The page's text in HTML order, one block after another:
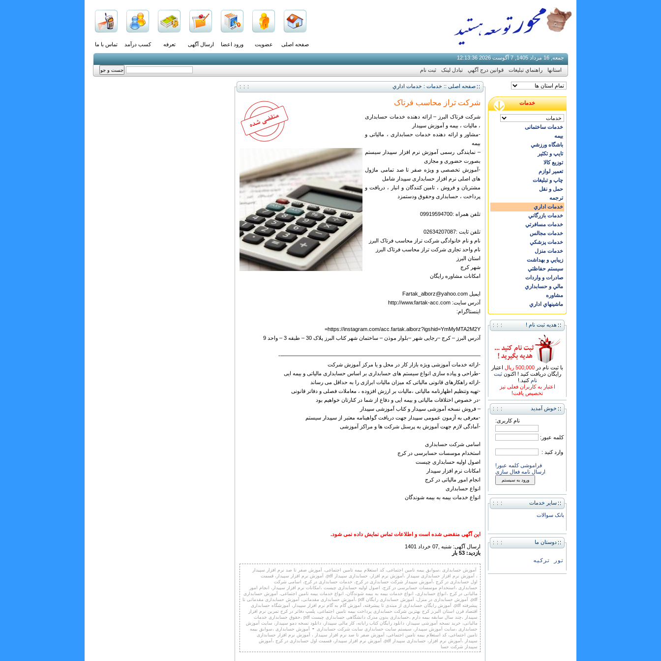
صفحه اصلی عضویت ورود اعضا ارسال آگهی تعرفه کسب درآمد تماس با ما
جمعه, 16 مرداد 1405, 7 آگوست 2026 12:13:37
استانها راهنماي تبليغات قوانين درج آگهي تبادل لینک ثبت نام
خدمات
خدمات ساختمانی
بيمه
باشگاه ورزشي
تايپ و تكثير
توزيع كالا
تعمير لوازم
چاپ و تبليغات
حمل و نقل
ترجمه
خدمات اداري
خدمات بازرگاني
خدمات مسافرتي
خدمات مجالس
خدمات پزشكي
خدمات منزل
زيبايي و بهداشت
سيستم حفاظتي
صادرات و واردات
مالي و حسابداري
مشاوره
ماشينهاي اداري
هدیه ثبت نام !
با ثبت نام در 500,000 ریال
اعتبار
رایگان دریافت کنید ! اکنونثبت
نام کنید.!
اعتبار به کاربران فعلی نیز
تخصیص یافت!
خوش آمدید
نام کاربری:
کلمه عبور:
وارد کنید :
فراموشی کلمه عبور!
ارسال نامه فعال سازی
سایر خدمات
بانک سوالات
دوستان ما
تور ترکیه
صفحه اصلی :: خدمات : خدمات اداري
شرکت تراز محاسب فرتاک
شرکت فرتاک البرز – ارائه دهنده خدمات حسابداری
، مالیات ، بیمه و آموزش سپیدار
-مشاور و ارائه دهنده خدمات حسابداری ، مالیاتی و
بیمه
– نمایندگی رسمی آموزش نرم افزار سپیدار سیستم
بصورت حضوری و مجازی
-آموزش تخصصی و ویژه صفر تا صد تمامی ماژول
های اصلی نرم افزار حسابداری سپیدار شامل
مشتریان و فروش ، تامین کنندگان و انبار ، دریافت و
پرداخت ، حسابداری وحقوق ودستمزد
تلفن همراه :09919594700
تلفن ثابت :02634207087
نام و نام خانوادگی شرکت تراز محاسب فرتاک البرز
نام واحد تجاری شرکت تراز محاسب فرتاک البرز
استان البرز
شهر كرج
امکانات مشاوره رایگان
ایمیل Fartak_alborz@yahoo.com
آدرس سایت: http://www.fartak-acc.com
اینستاگرام:
https://instagram.com/acc.fartak.alborz?igshid=YmMyMTA2M2Y=
آدرس البرز – کرج –رجایی شهر –بلوار موذن – ساختمان شهر کتاب البرز پلاک 30 – طبقه 3 – واحد 9
—————————————————————————————————————-
-ارائه خدمات آموزشی ویژه بازار کار در محل و یا مرکز آموزش شرکت
-طراحی و پیاده سازی انواع سیستم های حسابداری بر اساس حسابداری مالیاتی و بیمه ایی
-ارائه راهکارهای قانونی مالیاتی که میزان مالیات ابرازی را به حداقل می رساند
-تهیه وتنظیم اظهارنامه مالیاتی ،مالیات بر ارزش افزوده ، معاملات فصلی و دفاتر قانونی
-در خصوص اختلافات مالیاتی و بیمه ایی و دفاع از شما در کنارتان خواهیم بود
– فروش نسخه آموزشی سپیدار و کتاب آموزشی سپیدار
-معرفی به آزمون عمومی سپیدار جهت دریافت گواهینامه معتبر از سپیدار سیستم
-آمادگی لازم جهت آموزش به پرسنل شرکت ها و مراکز آموزشی
اسامی شرکت حسابداری
استخدام موسسات حسابرسی در کرج
اصول اولیه حسابداری چیست
امکانات نرم افزار سپیدار
انجام امور مالیاتی در کرج
انواع حسابداری
انواع خدمات بیمه به بیمه شوندگان
این آگهی منقضی شده است و اطلاعات تماس نمایش داده نمی شود.
ارسال آگهی: شنبه ,07 خرداد 1401
بازدید: 53 بار
آموزش حسابداری ،سوابق بیمه تامین اجتماعی، کد استعلام بیمه تامین اجتماعی، آموزش صفر تا صد نرم افزار سپیدار
، آموزش نرم افزار حسابداری سپیدار ،آموزش نرم افزار، حسابداری سپیدار pdf، آموزش نرم افزار سپیدار، قسمت
اول حسابداری در کرج ،آموزش سپیدار شرکت حسابداری در کرج، خدمات حسابداری در کرج، اسامی شرکت
حسابداری ،استخدام موسسات حسابرسی در کرج، اصول اولیه حسابداری چیست ،امکانات نرم افزار سپیدار، انجام امور
مالیاتی در کرج ،انواع حسابداری، انواع خدمات بیمه به بیمه شوندگان، انواع خدمات بیمه تامین اجتماعی، آموزش حسابداری
pdf، آموزش حسابداری در منزل، آموزش حسابداری رایگان pdf ،آموزش حسابداری مقدماتی، آموزش حسابداری مقدماتی تا
پیشرفته pdf، آموزش رایگان حسابداری از مبتدی تا پیشرفته، آموزش گام به گام نرم افزار سپیدار، آموزشگاه حسابداری
اقتصاد قرن استان البر،ز کرج بهترین شرکت حسابداری پرداخت بیمه تامین اجتماعی، پلمپ دفاتر در کرج تمرین نرم افزار
سپیدار ،چند سال سابقه بیمه دارم ،حسابداری بدون مدرک دانشگاهی حسابداری چیست pdf ،حقوق حسابداری خدمات
مالیاتی، خرید نسخه آموزشی سپیدار، دانلود رایگان کتاب رایانه، کار مالی سپیدار، دانلود نسخه دمو سپیدار، سایت آموزش
حسابداری ،سایت آموزش سپیدار، سیستم سایت حسابداری سایت شرکت حسابداری -
آموزش حسابداری ،سوابق بیمه
تامین اجتماعی، کد استعلام بیمه تامین اجتماعی، آموزش صفر تا صد نرم افزار سپیدار ، آموزش نرم افزار حسابداری
سپیدار ،آموزش نرم افزار، حسابداری سپیدار pdf، آموزش نرم افزار سپیدار، قسمت اول حسابداری در کرج ،آموزش
سپیدار شرکت حسا